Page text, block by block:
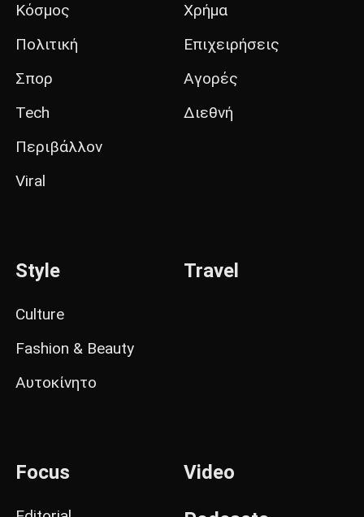
Κόσμος
Πολιτική
Σπορ
Tech
Περιβάλλον
Viral
Χρήμα
Επιχειρήσεις
Αγορές
Διεθνή
Style
Culture
Fashion & Beauty
Αυτοκίνητο
Travel
Focus Video